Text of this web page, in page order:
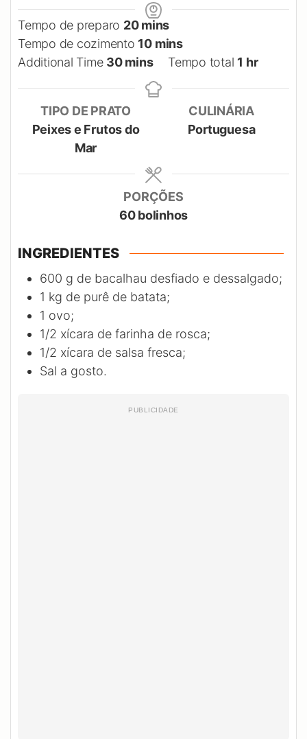
Tempo de preparo 20minutes
mins
Tempo de cozimento 10minutes
mins
Additional Time 30minutes
mins Tempo total 1 hour
hr
TIPO DE PRATO
Peixes e Frutos do
Mar
CULINÁRIA
Portuguesa
PORÇÕES
60 bolinhos
INGREDIENTES
600 g de bacalhau desfiado e dessalgado;
1 kg de purê de batata;
1 ovo;
1/2 xícara de farinha de rosca;
1/2 xícara de salsa fresca;
Sal a gosto.